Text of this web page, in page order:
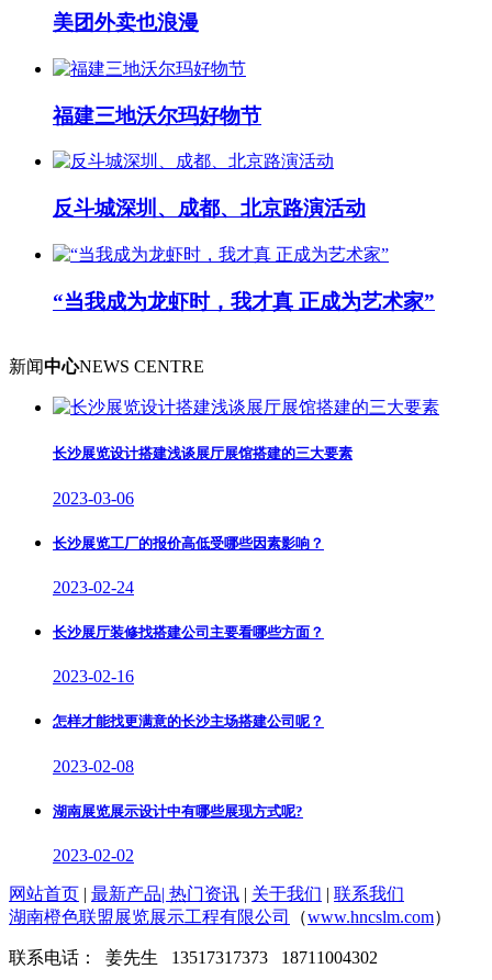
美团外卖也浪漫
福建三地沃尔玛好物节
反斗城深圳、成都、北京路演活动
“当我成为龙虾时，我才真 正成为艺术家”
新闻中心NEWS CENTRE
长沙展览设计搭建浅谈展厅展馆搭建的三大要素
2023-03-06
长沙展览工厂的报价高低受哪些因素影响？
2023-02-24
长沙展厅装修找搭建公司主要看哪些方面？
2023-02-16
怎样才能找更满意的长沙主场搭建公司呢？
2023-02-08
湖南展览展示设计中有哪些展现方式呢?
2023-02-02
网站首页 | 最新产品| 热门资讯 | 关于我们 | 联系我们
湖南橙色联盟展览展示工程有限公司
（www.hncslm.com）
联系电话： 姜先生 13517317373 18711004302